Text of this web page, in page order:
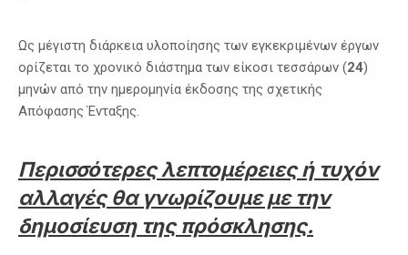
Ως μέγιστη διάρκεια υλοποίησης των εγκεκριμένων έργων
ορίζεται το χρονικό διάστημα των είκοσι τεσσάρων (24)
μηνών από την ημερομηνία έκδοσης της σχετικής
Απόφασης Ένταξης.
Περισσότερες λεπτομέρειες ή τυχόν
αλλαγές θα γνωρίζουμε με την
δημοσίευση της πρόσκλησης.